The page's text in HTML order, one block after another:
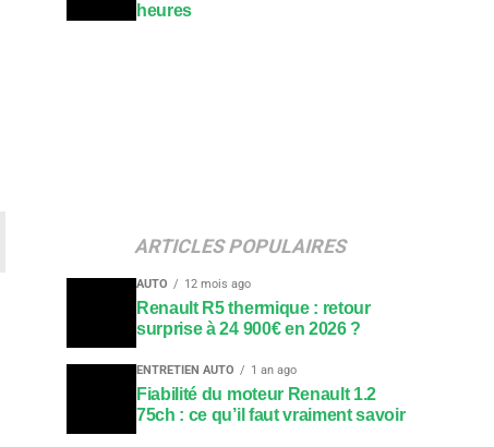
heures
ARTICLES POPULAIRES
AUTO 12 mois ago
Renault R5 thermique : retour
surprise à 24 900€ en 2026 ?
ENTRETIEN AUTO 1 an ago
Fiabilité du moteur Renault 1.2
75ch : ce qu’il faut vraiment savoir